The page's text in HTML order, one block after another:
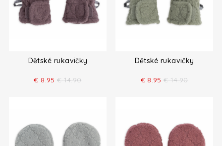
Dětské rukavičky
€ 8.95 € 14.90
Dětské rukavičky
€ 8.95 € 14.90